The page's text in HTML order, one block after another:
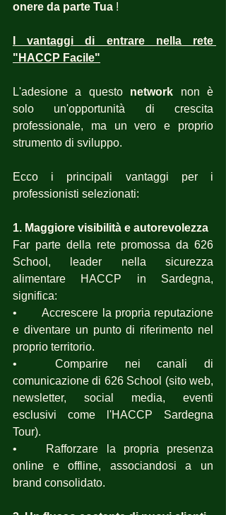
onere da parte Tua !
I vantaggi di entrare nella rete
"HACCP Facile"
L'adesione a questo network non è
solo un'opportunità di crescita
professionale, ma un vero e proprio
strumento di sviluppo.
Ecco i principali vantaggi per i
professionisti selezionati:
1. Maggiore visibilità e autorevolezza
Far parte della rete promossa da 626
School, leader nella sicurezza
alimentare HACCP in Sardegna,
significa:
•	Accrescere la propria reputazione
e diventare un punto di riferimento nel
proprio territorio.
•	Comparire nei canali di
comunicazione di 626 School (sito web,
newsletter, social media, eventi
esclusivi come l'HACCP Sardegna
Tour).
•	Rafforzare la propria presenza
online e offline, associandosi a un
brand consolidato.